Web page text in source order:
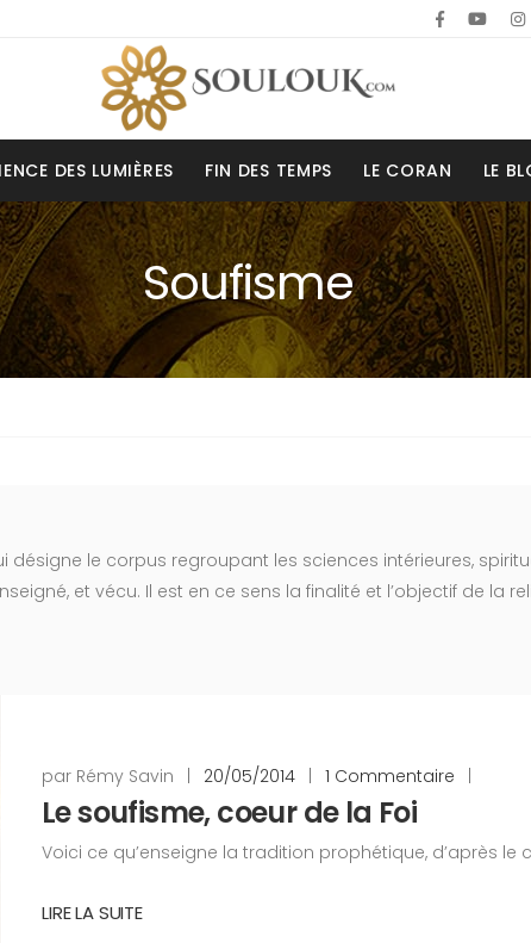
DES LUMIÈRES FIN DES TEMPS LE CORAN LE
Soufisme
désigne le corpus regroupant les sciences intérieures,
et vécu. Il est en ce sens la finalité et l’objectif de la
par Rémy Savin 20/05/2014 1 Commentaire
Le soufisme, coeur de la Foi
Voici ce qu’enseigne la tradition prophétique, d’après
LIRE LA SUITE